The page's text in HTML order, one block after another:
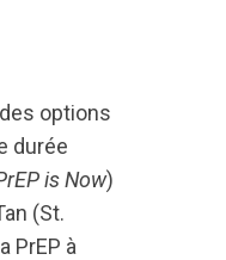
options
durée
is Now)
(St.
PrEP à